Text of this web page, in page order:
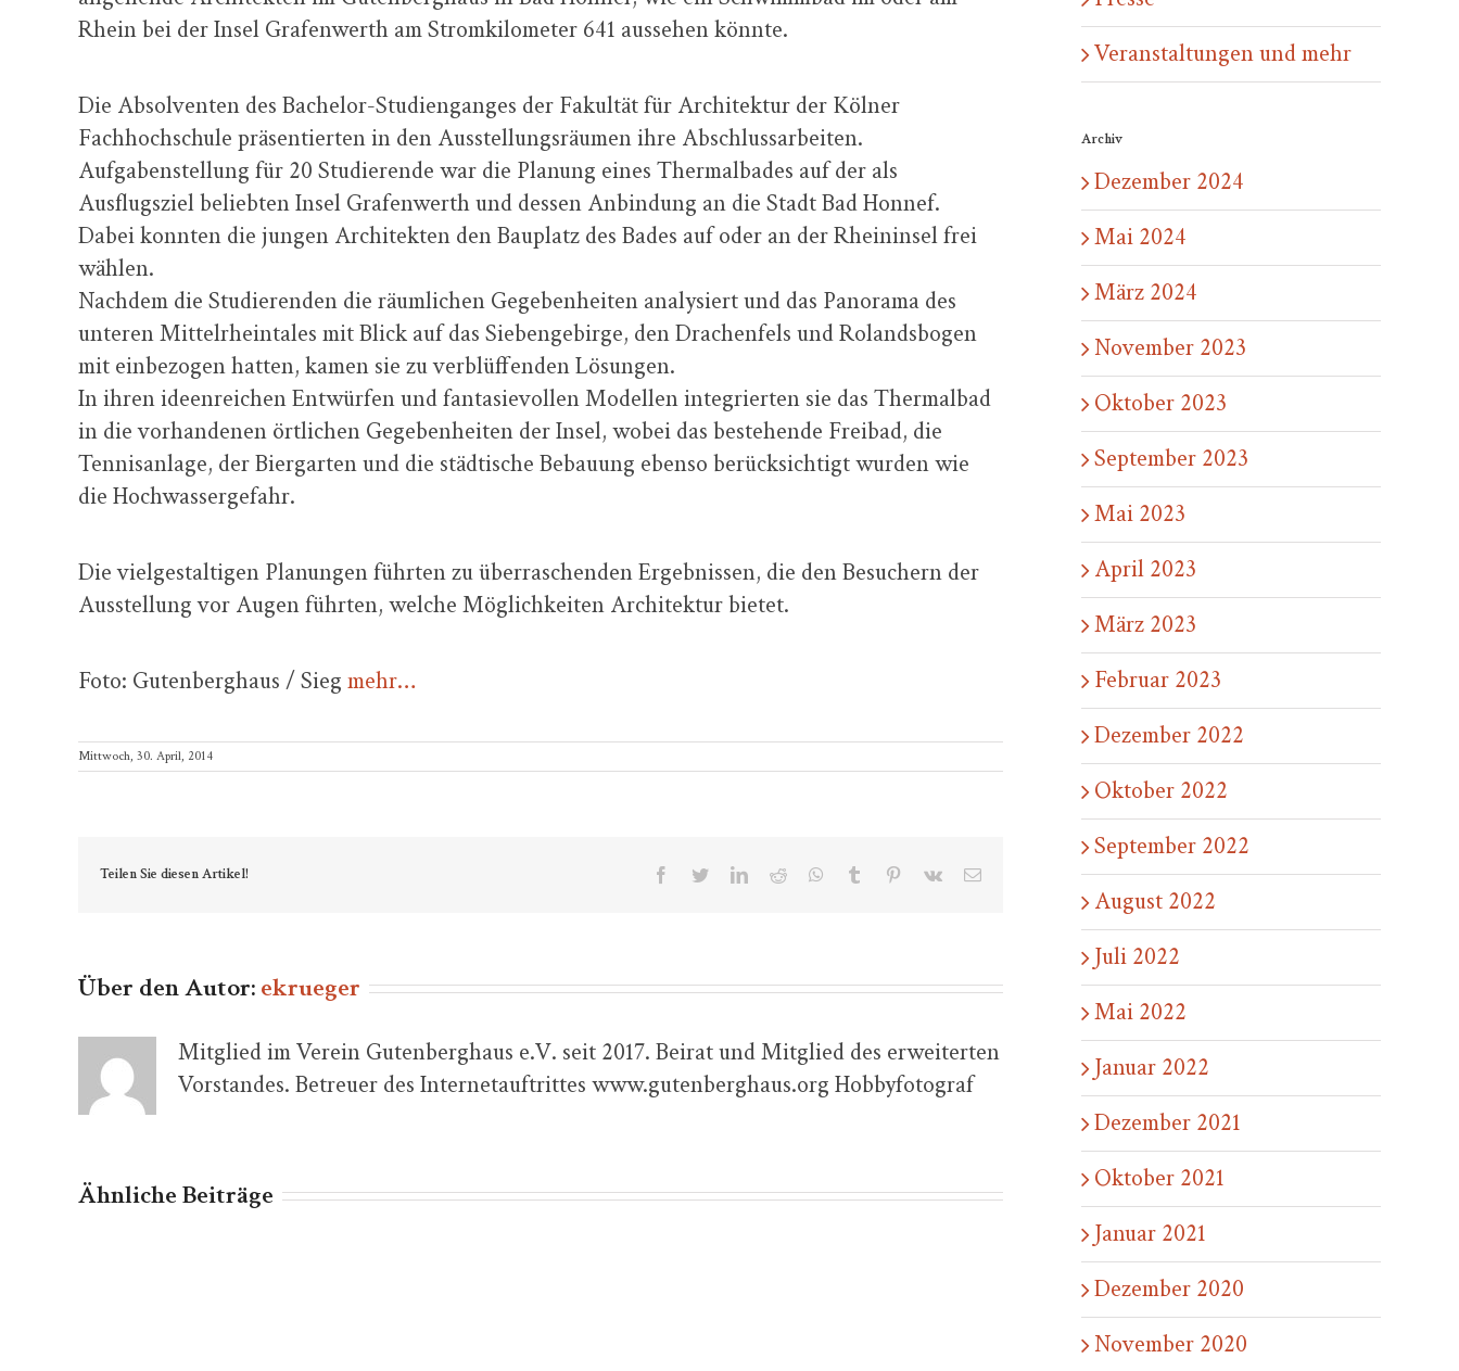
Rhein bei der Insel Grafenwerth am Stromkilometer 641 aussehen könnte.
Die Absolventen des Bachelor-Studienganges der Fakultät für Architektur der Kölner
Fachhochschule präsentierten in den Ausstellungsräumen ihre Abschlussarbeiten.
Aufgabenstellung für 20 Studierende war die Planung eines Thermalbades auf der als
Ausflugsziel beliebten Insel Grafenwerth und dessen Anbindung an die Stadt Bad Honnef.
Dabei konnten die jungen Architekten den Bauplatz des Bades auf oder an der Rheininsel frei
wählen.
Nachdem die Studierenden die räumlichen Gegebenheiten analysiert und das Panorama des
unteren Mittelrheintales mit Blick auf das Siebengebirge, den Drachenfels und Rolandsbogen
mit einbezogen hatten, kamen sie zu verblüffenden Lösungen.
In ihren ideenreichen Entwürfen und fantasievollen Modellen integrierten sie das Thermalbad
in die vorhandenen örtlichen Gegebenheiten der Insel, wobei das bestehende Freibad, die
Tennisanlage, der Biergarten und die städtische Bebauung ebenso berücksichtigt wurden wie
die Hochwassergefahr.
Die vielgestaltigen Planungen führten zu überraschenden Ergebnissen, die den Besuchern der
Ausstellung vor Augen führten, welche Möglichkeiten Architektur bietet.
Foto: Gutenberghaus / Sieg mehr…
Mittwoch, 30. April, 2014
Teilen Sie diesen Artikel! Facebook
TwitterLinkedIn
Reddit WhatsApp
Tumblr Pinterest
Vk
E-
Über den Autor:ekrueger
Mitglied im Verein Gutenberghaus e.V. seit 2017. Beirat und Mitglied des erweiterten
Vorstandes. Betreuer des Internetauftrittes www.gutenberghaus.org Hobbyfotograf
Ähnliche Beiträge
Veranstaltungen und mehr
Archiv
Dezember 2024
Mai 2024
März 2024
November 2023
Oktober 2023
September 2023
Mai 2023
April 2023
März 2023
Februar 2023
Dezember 2022
Oktober 2022
September 2022
August 2022
Juli 2022
Mai 2022
Januar 2022
Dezember 2021
Oktober 2021
Januar 2021
Dezember 2020
November 2020